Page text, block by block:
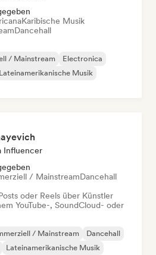
Karibische Musik
Dancehall
/ Mainstream
Electronica
Lateinamerikanische Musik
Influencer
/ MainstreamDancehall
oder Reels über Künstler
YouTube-, SoundCloud- oder
/ Mainstream
Dancehall
Lateinamerikanische Musik